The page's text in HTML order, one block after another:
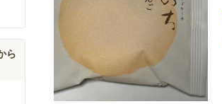
ら